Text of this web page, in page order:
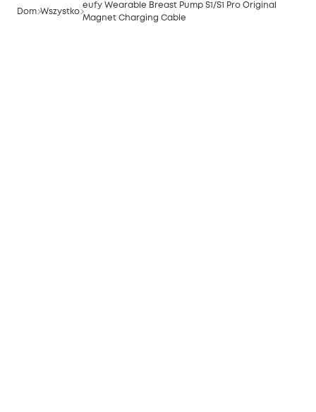
Dom Wszystko
eufy Wearable Breast Pump S1/S1 Pro Original
Magnet Charging Cable